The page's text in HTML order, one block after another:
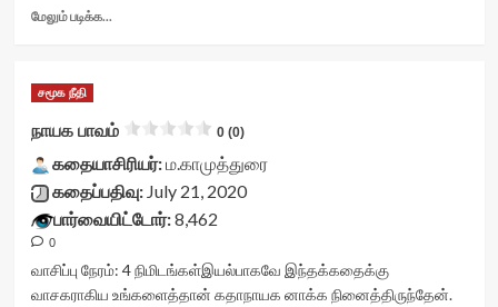
8ea0ae67f1d40'
data-
rating='0'
data-
rater-
starsize='16'
rater-
postid='33567'
மேலும் படிக்க...
class="yasr-
vv-
stars-
title-
container">
<div
stars-
title
சமூக நீதி
நாயக பாவம் 0 (0)
கதையாசிரியர்:ம.காமுத்துரை
கதைப்பதிவு:July 21, 2020
பார்வையிட்டோர்:8,462
0
வாசிப்பு நேரம்: 4 நிமிடங்கள்இயல்பாகவே இந்தக்கதைக்கு
வாசகராகிய உங்களைத்தான் கதாநாயக னாக்க நினைத்திருந்தேன்.